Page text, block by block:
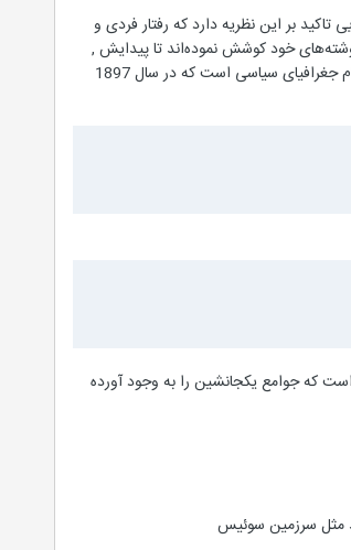
بر این نظریه دارد که رفتار فردی و
خود کوشش نموده‌اند تا پیدایش ,
ترقی یا زوال تمدنها را در ارتباط با عوامل اقلیمی و جغرافیایی تبیین نماید . بعنوان مثال "راتزل" که از جغرافیاگرایان بنام است صاحب کتابی بنام جغرافیای سیاسی است که در سال 1897
که جوامع یکجانشین را به وجود آورده
مثل سرزمین سوئیس